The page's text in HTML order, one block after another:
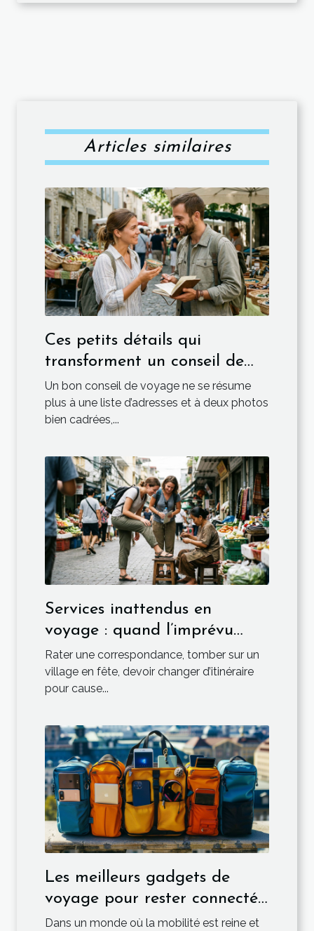
Articles similaires
Ces petits détails qui
transforment un conseil de
voyage en or
Un bon conseil de voyage ne se résume
plus à une liste d’adresses et à deux photos
bien cadrées,...
Services inattendus en
voyage : quand l’imprévu
devient l’essentiel
Rater une correspondance, tomber sur un
village en fête, devoir changer d’itinéraire
pour cause...
Les meilleurs gadgets de
voyage pour rester connecté
en déplacement
Dans un monde où la mobilité est reine et